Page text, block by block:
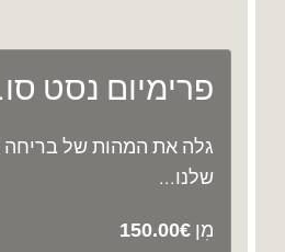
פרימיום נסט
גלה את המהות של בריחה
שלנו...
מִן
150.00€